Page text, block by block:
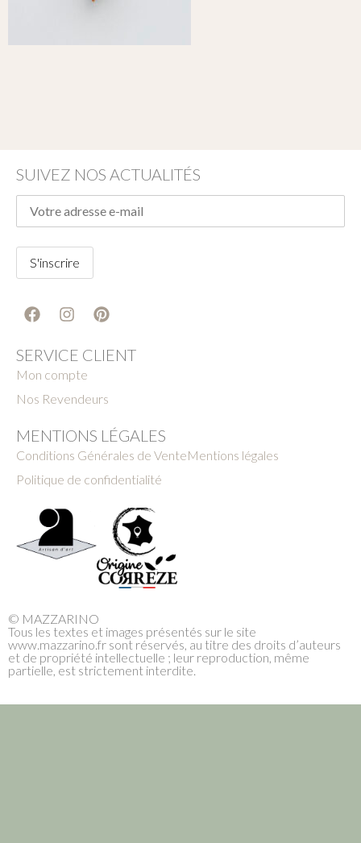
SUIVEZ NOS ACTUALITÉS
SERVICE CLIENT
Mon compte
Nos Revendeurs
MENTIONS LÉGALES
Conditions Générales de VenteMentions légales
Politique de confidentialité
© MAZZARINO
Tous les textes et images présentés sur le site
www.mazzarino.fr sont réservés, au titre des droits d’auteurs
et de propriété intellectuelle ; leur reproduction, même
partielle, est strictement interdite.